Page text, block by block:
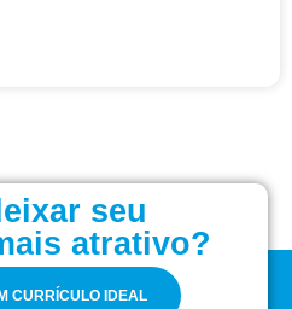
seu
atrativo?
CURRÍCULO IDEAL